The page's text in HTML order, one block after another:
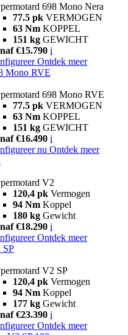
698 Mono Nera
77.5 pk VERMOGEN
63 Nm KOPPEL
151 kg GEWICHT
€15.790 i
Ontdek meer
Mono RVE
698 Mono RVE
77.5 pk VERMOGEN
63 Nm KOPPEL
151 kg GEWICHT
€16.490 i
nu Ontdek meer
V2
120,4 pk Vermogen
94 Nm Koppel
180 kg Gewicht
€18.290 i
Ontdek meer
SP
V2 SP
120,4 pk Vermogen
94 Nm Koppel
177 kg Gewicht
€23.390 i
Ontdek meer